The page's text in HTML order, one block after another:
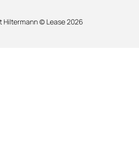
Hiltermann © Lease2026